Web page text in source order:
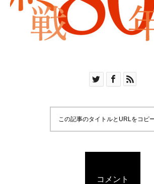
この記事のタイトルとURLをコピ
コメント